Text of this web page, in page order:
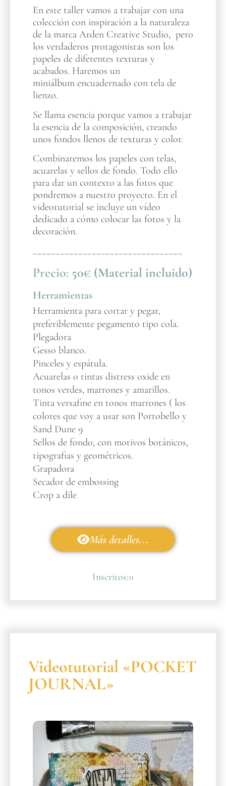
En este taller vamos a trabajar con una
colección con inspiración a la naturaleza
de la marca Arden Creative Studio, pero
los verdaderos protagonistas son los
papeles de diferentes texturas y
acabados. Haremos un
miniálbum encuadernado con tela de
lienzo.
Se llama esencia porque vamos a trabajar
la esencia de la composición, creando
unos fondos llenos de texturas y color.
Combinaremos los papeles con telas,
acuarelas y sellos de fondo. Todo ello
para dar un contexto a las fotos que
pondremos a nuestro proyecto. En el
videotutorial se incluye un vídeo
dedicado a cómo colocar las fotos y la
decoración.
_________________________________
Precio: 50€ (Material incluido)
Herramientas
Herramienta para cortar y pegar,
preferiblemente pegamento tipo cola.
Plegadora
Gesso blanco.
Pinceles y espátula.
Acuarelas o tintas distress oxide en
tonos verdes, marrones y amarillos.
Tinta versafine en tonos marrones ( los
colores que voy a usar son Portobello y
Sand Dune 9
Sellos de fondo, con motivos botánicos,
tipografias y geométricos.
Grapadora
Secador de embossing
Crop a dile
Más detalles...
Inscritos:11
Videotutorial «POCKET
JOURNAL»